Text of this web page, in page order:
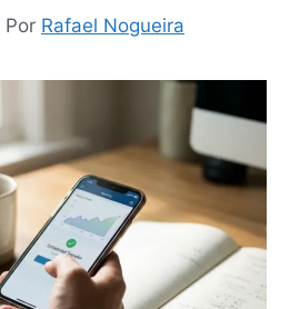
Por Rafael Nogueira